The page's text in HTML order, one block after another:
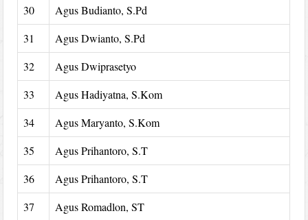
30
Agus Budianto, S.Pd
31
Agus Dwianto, S.Pd
32
Agus Dwiprasetyo
33
Agus Hadiyatna, S.Kom
34
Agus Maryanto, S.Kom
35
Agus Prihantoro, S.T
36
Agus Prihantoro, S.T
37
Agus Romadlon, ST